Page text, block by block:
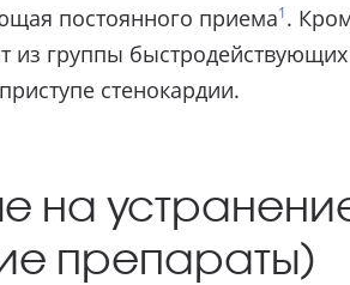
постоянного приема1.
из группы
стенокардии.
на
препараты)